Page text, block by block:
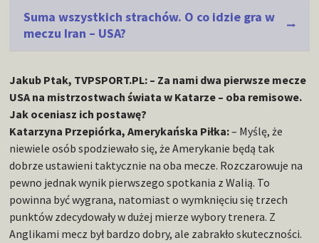
Suma wszystkich strachów. O co idzie gra w
meczu Iran – USA?
Jakub Ptak, TVPSPORT.PL: – Za nami dwa pierwsze mecze
USA na mistrzostwach świata w Katarze – oba remisowe.
Jak oceniasz ich postawę?
Katarzyna Przepiórka, Amerykańska Piłka:– Myślę, że
niewiele osób spodziewało się, że Amerykanie będą tak
dobrze ustawieni taktycznie na oba mecze. Rozczarowuje na
pewno jednak wynik pierwszego spotkania z Walią. To
powinna być wygrana, natomiast o wymknięciu się trzech
punktów zdecydowały w dużej mierze wybory trenera. Z
Anglikami mecz był bardzo dobry, ale zabrakło skuteczności.